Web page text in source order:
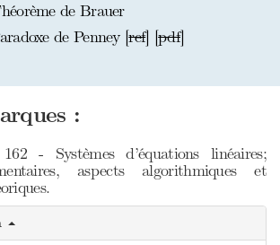
de Brauer
de Penney [ref] [pdf]
:
- Systèmes d’équations linéaires;
aspects algorithmiques et